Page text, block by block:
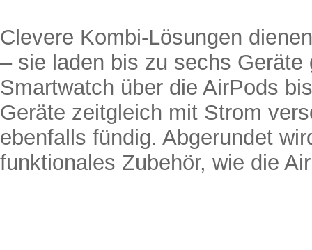
Clevere Kombi-Lösungen
– sie laden bis zu sechs
Smartwatch über die AirPods
Geräte zeitgleich mit Strom
ebenfalls fündig. Abgerundet
funktionales Zubehör, wie die